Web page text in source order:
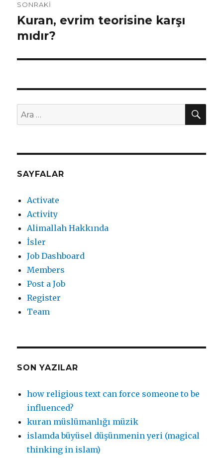
SONRAKI
Sonraki
yazı:
Kuran, evrim teorisine karşı
mıdır?
Ara:
SAYFALAR
Activate
Activity
Alimallah Hakkında
İsler
Job Dashboard
Members
Post a Job
Register
Team
SON YAZILAR
how religious text can force someone to be
influenced?
kuran müslümanlığı müzik
islamda büyüsel düşünmenin yeri (magical
thinking in islam)